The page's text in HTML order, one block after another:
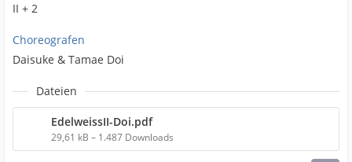
II + 2
Choreografen
Daisuke & Tamae Doi
Dateien
EdelweissII-Doi.pdf
29,61 kB – 1.487 Downloads